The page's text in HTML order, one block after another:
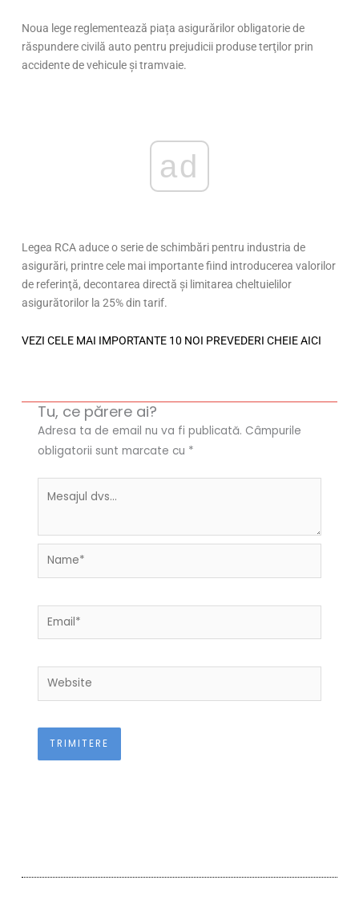
Noua lege reglementează piața asigurărilor obligatorie de
răspundere civilă auto pentru prejudicii produse terţilor prin
accidente de vehicule şi tramvaie.
ad
Legea RCA aduce o serie de schimbări pentru industria de
asigurări, printre cele mai importante fiind introducerea valorilor
de referinţă, decontarea directă şi limitarea cheltuielilor
asigurătorilor la 25% din tarif.
VEZI CELE MAI IMPORTANTE 10 NOI PREVEDERI CHEIE AICI
Tu, ce părere ai?
Adresa ta de email nu va fi publicată. Câmpurile
obligatorii sunt marcate cu *
Name*
Email*
Website